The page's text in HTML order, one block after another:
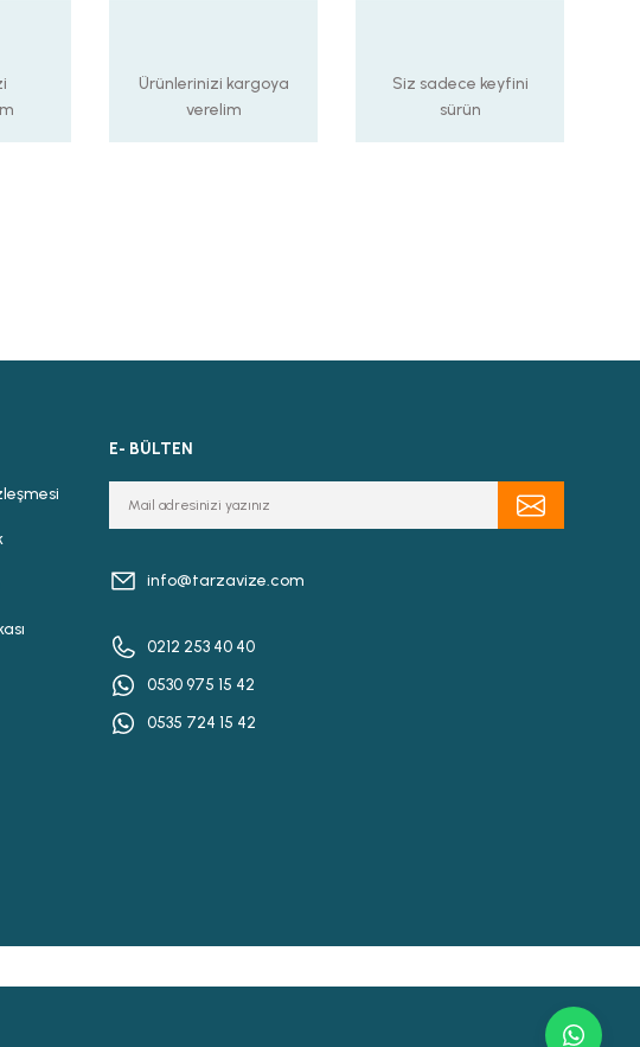
Ürünlerinizi kargoya
verelim
Siz sadece keyfini
sürün
E- BÜLTEN
info@tarzavize.com
0212 253 40 40
0530 975 15 42
0535 724 15 42